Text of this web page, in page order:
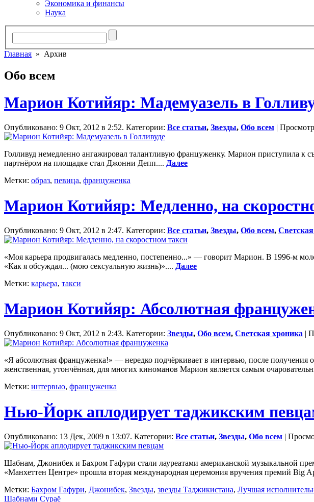
Экономика и финансы
Наука
Главная » Архив
Обо всем
Марион Котийяр: Мадемуазель в
Опубликовано: 9 Окт, 2012 в 2:52. Категории: Все статьи, Звезды, Обо всем |
Голливуд немедленно ангажировал талантливую француженку. Марион приступила
партнёром на площадке стал Джонни Депп.... Далее
Метки: образ, певица, француженка
Марион Котийяр: Медленно, на
Опубликовано: 9 Окт, 2012 в 2:47. Категории: Все статьи, Звезды, Обо всем,
«Моя карьера продвигалась медленно, постепенно...» — говорит Марион. В 1996-м
«Как я обсуждал... (мою сексуальную жизнь)».... Далее
Метки: карьера, такси
Марион Котийяр: Абсолютная
Опубликовано: 9 Окт, 2012 в 2:43. Категории: Звезды, Обо всем, Светская хроника |
«Я абсолютная француженка!» — нередко подчёркивает в интервью, после
женственная, утончённая, для многих киноманов Марион является самым
Метки: интервью, француженка
Нью-Йорк аплодирует таджикским
Опубликовано: 13 Дек, 2009 в 13:07. Категории: Все статьи, Звезды, Обо всем |
Шабнам, Джонибек и Бахром Гафури стали лауреатами американской музыкальной
«Манхеттен Центре» прошла вторая международная церемония вручения премий Big
Метки: Бахром Гафури, Джонибек, Звезды, звезды Таджикистана, Лучшая
Шабнами Сураё